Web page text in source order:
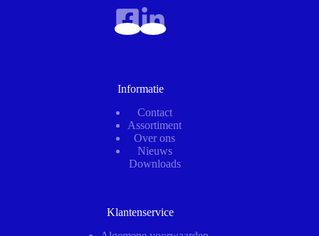
Informatie
Contact
Assortiment
Over ons
Nieuws
Downloads
Klantenservice